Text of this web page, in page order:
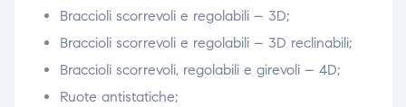
Braccioli scorrevoli e regolabili – 3D;
Braccioli scorrevoli e regolabili – 3D reclinabili;
Braccioli scorrevoli, regolabili e girevoli – 4D;
Ruote antistatiche;